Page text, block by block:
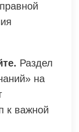
Раздел
на
к важной